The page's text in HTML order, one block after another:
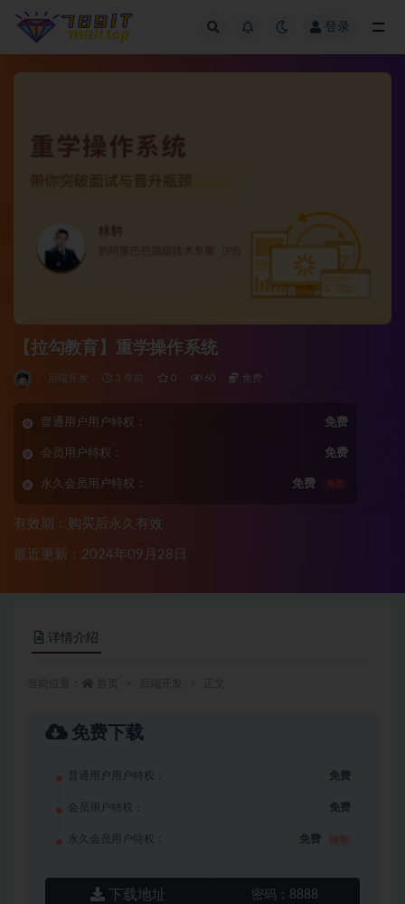
登录
【拉勾教育】重学操作系统
后端开发 3 年前 0 60 免费
普通用户用户特权： 免费
会员用户特权： 免费
永久会员用户特权： 免费 推荐
有效期：购买后永久有效
最近更新：2024年09月28日
详情介绍
免费下载
普通用户用户特权： 免费
会员用户特权： 免费
永久会员用户特权： 免费
下载地址 密码： 8888